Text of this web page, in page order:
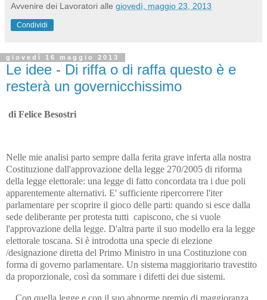
Avvenire dei Lavoratori alle giovedì, maggio 23, 2013
Condividi
giovedì 16 maggio 2013
Le idee - Di riffa o di raffa questo è e
resterà un governicchissimo
di Felice Besostri
Nelle mie analisi parto sempre dalla ferita grave inferta alla nostra
Costituzione dall'approvazione della legge 270/2005 di riforma
della legge elettorale: una legge di fatto concordata tra i due poli
apparentemente alternativi. E' sufficiente ripercorrere l'iter
parlamentare per scoprire il gioco delle parti: quando si esce dalla
sede deliberante per protesta tutti capiscono, che si vuole
l'approvazione della legge. D'altra parte il suo modello era la legge
elettorale toscana. Si è introdotta una specie di elezione
/designazione diretta del Primo Ministro in una Costituzione con
forma di governo parlamentare. Un sistema maggioritario travestito
da proporzionale, così da sommare i difetti dei due sistemi.
Con quella legge e con il suo abnorme premio di maggioranza